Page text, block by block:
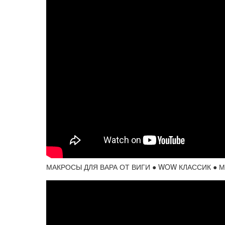
МАКРОСЫ ДЛЯ ВАРА ОТ ВИГИ ● WOW КЛАССИК ●